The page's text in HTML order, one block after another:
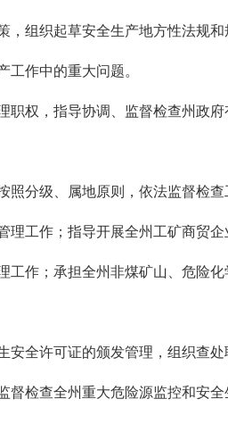
织起草安全生产地方性法规
作中的重大问题。
，指导协调、监督检查州政府
级、属地原则，依法监督检
工作；指导开展全州工矿商贸企
；承担全州非煤矿山、危险
许可证的颁发管理，组织查处
查全州重大危险源监控和安